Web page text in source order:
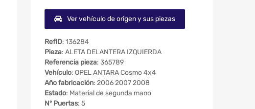
Ver vehículo de origen y sus piezas
RefID: 136284
Pieza: ALETA DELANTERA IZQUIERDA
Referencia pieza: 365789
Vehículo: OPEL ANTARA Cosmo 4x4
Año fabricación: 2006 2007 2008
Estado: Material de segunda mano
Nº Puertas: 5